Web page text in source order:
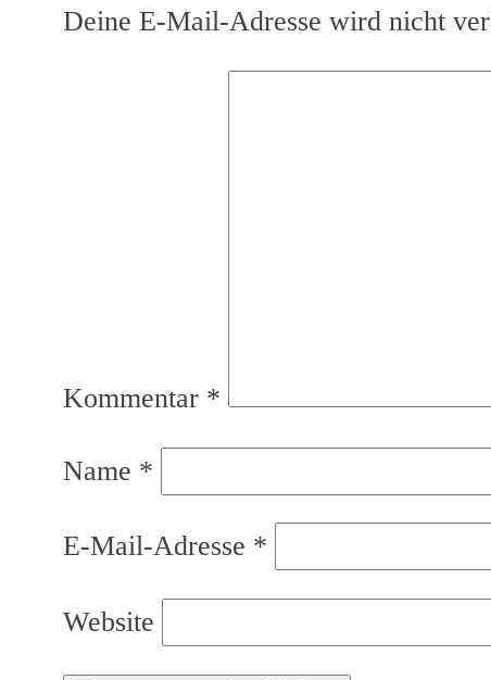
Deine E-Mail-Adresse wird nicht
Kommentar *
Name *
E-Mail-Adresse *
Website